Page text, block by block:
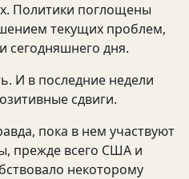
Политики поглощены
текущих проблем,
сегодняшнего дня.
И в последние недели
сдвиги.
пока в нем участвуют
прежде всего США и
некоторому